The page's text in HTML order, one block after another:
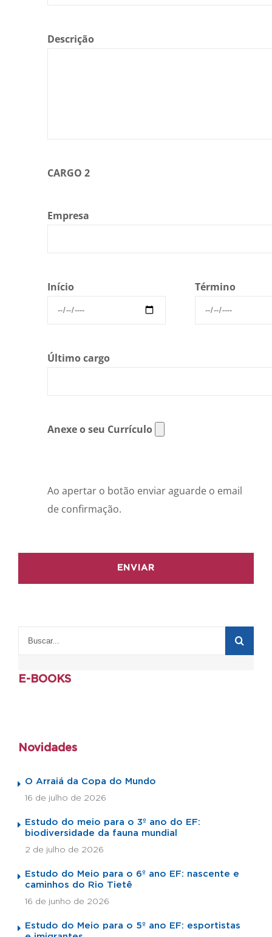
Descrição
CARGO 2
Empresa
Início Término
Último cargo
Anexe o seu Currículo
Ao apertar o botão enviar aguarde o email
de confirmação.
E-BOOKS
Novidades
O Arraiá da Copa do Mundo
16 de julho de 2026
Estudo do meio para o 3º ano do EF:
biodiversidade da fauna mundial
2 de julho de 2026
Estudo do Meio para o 6º ano EF: nascente e
caminhos do Rio Tietê
16 de junho de 2026
Estudo do Meio para o 5º ano EF: esportistas